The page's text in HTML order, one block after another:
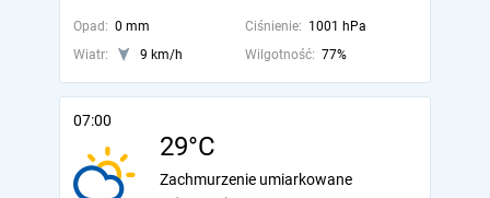
Opad: 0 mm Ciśnienie: 1001 hPa
Wiatr:
9 km/h Wilgotność: 77%
07:00
29°C
Zachmurzenie umiarkowane